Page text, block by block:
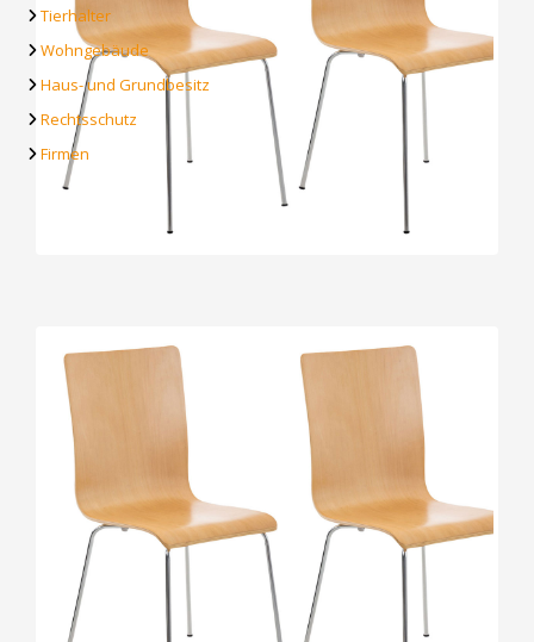
Tierhalter
Wohngebäude
Haus- und Grundbesitz
Rechtsschutz
Firmen